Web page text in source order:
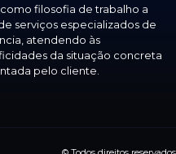
filosofia de trabalho a
serviços especializados de
atendendo às
da situação concreta
pelo cliente.